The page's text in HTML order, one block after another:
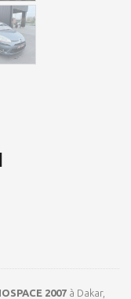
2007 à Dakar,